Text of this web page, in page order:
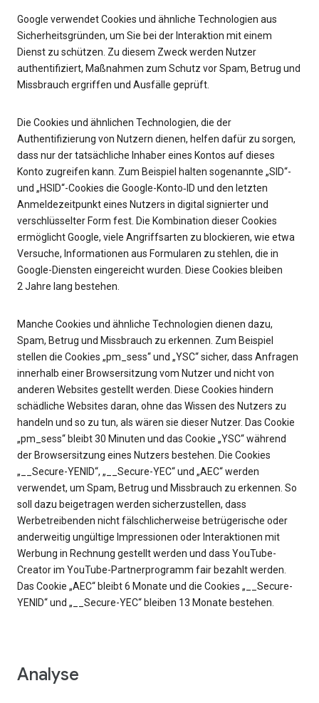
Google verwendet Cookies und ähnliche Technologien aus
Sicherheitsgründen, um Sie bei der Interaktion mit einem
Dienst zu schützen. Zu diesem Zweck werden Nutzer
authentifiziert, Maßnahmen zum Schutz vor Spam, Betrug und
Missbrauch ergriffen und Ausfälle geprüft.
Die Cookies und ähnlichen Technologien, die der
Authentifizierung von Nutzern dienen, helfen dafür zu sorgen,
dass nur der tatsächliche Inhaber eines Kontos auf dieses
Konto zugreifen kann. Zum Beispiel halten sogenannte „SID“-
und „HSID“-Cookies die Google-Konto‑ID und den letzten
Anmeldezeitpunkt eines Nutzers in digital signierter und
verschlüsselter Form fest. Die Kombination dieser Cookies
ermöglicht Google, viele Angriffsarten zu blockieren, wie etwa
Versuche, Informationen aus Formularen zu stehlen, die in
Google-Diensten eingereicht wurden. Diese Cookies bleiben
2 Jahre lang bestehen.
Manche Cookies und ähnliche Technologien dienen dazu,
Spam, Betrug und Missbrauch zu erkennen. Zum Beispiel
stellen die Cookies „pm_sess“ und „YSC“ sicher, dass Anfragen
innerhalb einer Browsersitzung vom Nutzer und nicht von
anderen Websites gestellt werden. Diese Cookies hindern
schädliche Websites daran, ohne das Wissen des Nutzers zu
handeln und so zu tun, als wären sie dieser Nutzer. Das Cookie
„pm_sess“ bleibt 30 Minuten und das Cookie „YSC“ während
der Browsersitzung eines Nutzers bestehen. Die Cookies
„__Secure-YENID“, „__Secure-YEC“ und „AEC“ werden
verwendet, um Spam, Betrug und Missbrauch zu erkennen. So
soll dazu beigetragen werden sicherzustellen, dass
Werbetreibenden nicht fälschlicherweise betrügerische oder
anderweitig ungültige Impressionen oder Interaktionen mit
Werbung in Rechnung gestellt werden und dass YouTube-
Creator im YouTube-Partnerprogramm fair bezahlt werden.
Das Cookie „AEC“ bleibt 6 Monate und die Cookies „__Secure-
YENID“ und „__Secure-YEC“ bleiben 13 Monate bestehen.
Analyse